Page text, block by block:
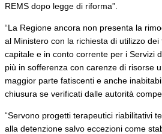
REMS dopo legge di riforma”.
“La Regione ancora non presenta la
al Ministero con la richiesta di utilizzo
capitale e in conto corrente per i Servizi
più in sofferenza con carenze di risorse
maggior parte fatiscenti e anche
chiusura se verificati dalle autorità
“Servono progetti terapeutici riabilitativi
alla detenzione salvo eccezioni come